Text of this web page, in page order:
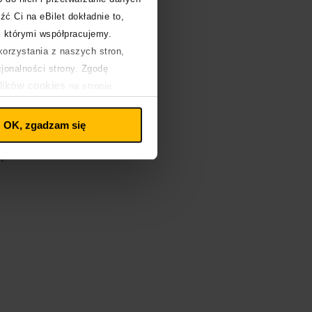
Ci na eBilet dokładnie to,
współpracujemy.
z naszych stron,
strony. Zgodę
cookies
OK, zgadzam się